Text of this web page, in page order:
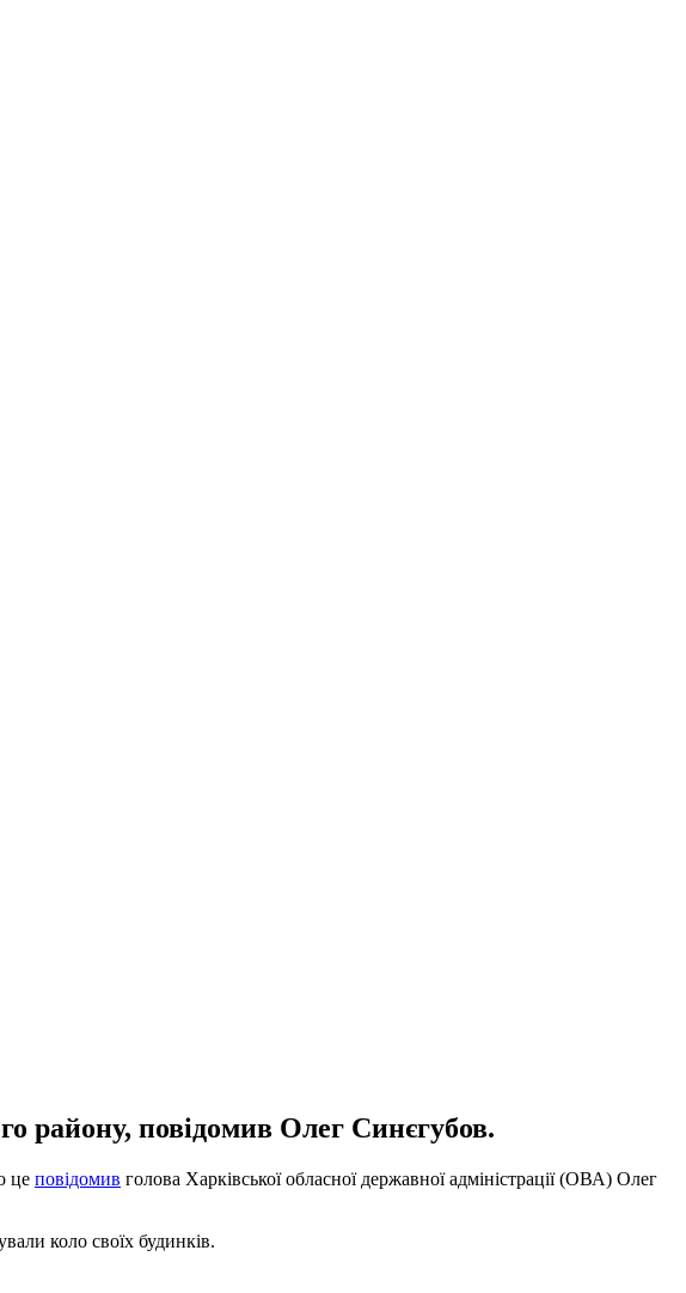
району, повідомив Олег Синєгубов.
це повідомив голова Харківської обласної державної адміністрації (ОВА) Олег
коло своїх будинків.